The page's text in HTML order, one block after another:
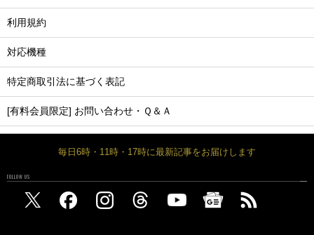
利用規約
対応機種
特定商取引法に基づく表記
[有料会員限定] お問い合わせ・Ｑ＆Ａ
毎日6時・11時・17時に最新記事をお届けします
FOLLOW US